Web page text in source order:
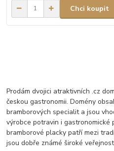
Chci koupit
Prodám dvojici atraktivních .cz
českou gastronomii. Domény
bramborových specialit a jsou
výrobce potravin i gastronomické
bramborové placky patří mezi
jsou dobře známé široké